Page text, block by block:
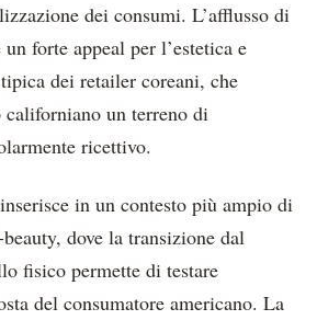
dei consumi. L’afflusso di
forte appeal per l’estetica e
dei retailer coreani, che
californiano un terreno di
ricettivo.
in un contesto più ampio di
dove la transizione dal
fisico permette di testare
del consumatore americano. La